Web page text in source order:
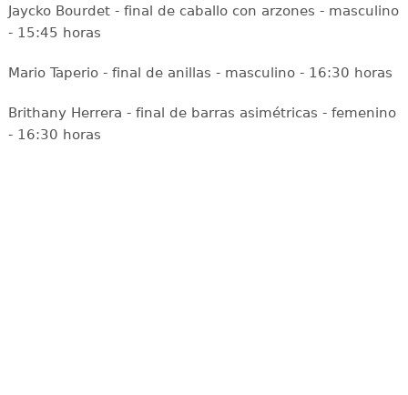
Jaycko Bourdet - final de caballo con arzones - masculino
- 15:45 horas
Mario Taperio - final de anillas - masculino - 16:30 horas
Brithany Herrera - final de barras asimétricas - femenino
- 16:30 horas